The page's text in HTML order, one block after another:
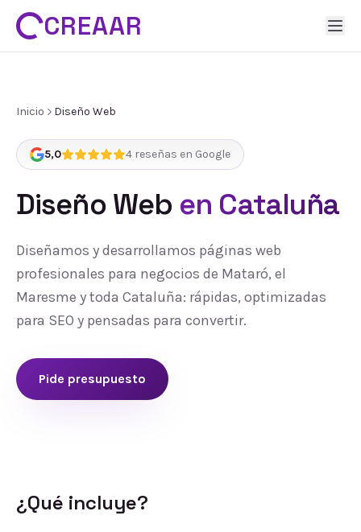
CREAAR
Inicio Diseño Web
5,0 4 reseñas en Google
Diseño Web en Cataluña
Diseñamos y desarrollamos páginas web
profesionales para negocios de Mataró, el
Maresme y toda Cataluña: rápidas, optimizadas
para SEO y pensadas para convertir.
Pide presupuesto
¿Qué incluye?